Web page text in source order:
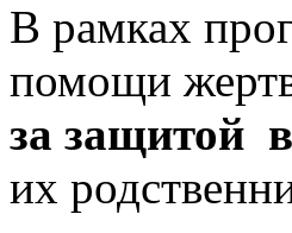
В рамках
помощи
за защитой
их